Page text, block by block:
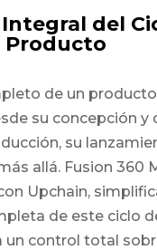
del
Producto
de un
su concepción y
su
allá. Fusion 360
Upchain,
de este ciclo
un control total